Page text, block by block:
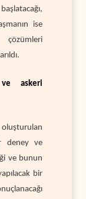
ise
ve askeri
oluşturulan
deney ve
ve bunun
bir